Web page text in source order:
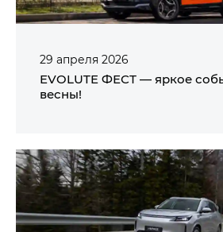
29 апреля 2026
EVOLUTE ФЕСТ — яркое
весны!